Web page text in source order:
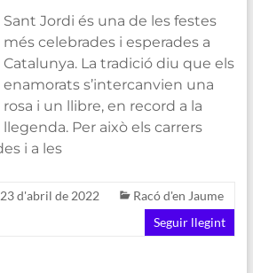
Sant Jordi és una de les festes
més celebrades i esperades a
Catalunya. La tradició diu que els
enamorats s’intercanvien una
rosa i un llibre, en record a la
llegenda. Per això els carrers
i a les
23 d'abril de 2022
Racó d'en Jaume
Seguir llegint